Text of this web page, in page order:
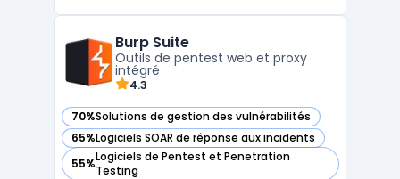
peuvent bénéficier de l'expertise d'une
communauté d'élite de hack ...
Burp Suite
Outils de pentest web et proxy
intégré
4.3
70%Solutions de gestion des vulnérabilités
— voir Burp Suite dans cette catégorie
65%Logiciels SOAR de réponse aux incidents
— voir Burp Suite dans cette catégorie
55%Logiciels de Pentest et Penetration
Testing
— voir Burp Suite dans cette catégorie